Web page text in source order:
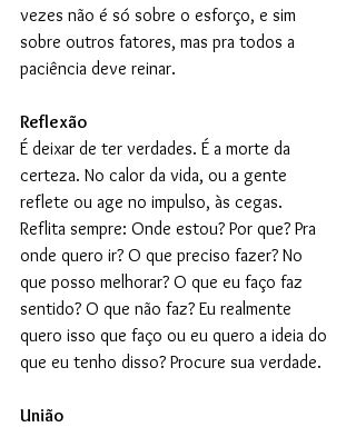
vezes não é só sobre o esforço, e sim
sobre outros fatores, mas pra todos a
paciência deve reinar.
Reflexão
É deixar de ter verdades. É a morte da
certeza. No calor da vida, ou a gente
reflete ou age no impulso, às cegas.
Reflita sempre: Onde estou? Por que? Pra
onde quero ir? O que preciso fazer? No
que posso melhorar? O que eu faço faz
sentido? O que não faz? Eu realmente
quero isso que faço ou eu quero a ideia do
que eu tenho disso? Procure sua verdade.
União